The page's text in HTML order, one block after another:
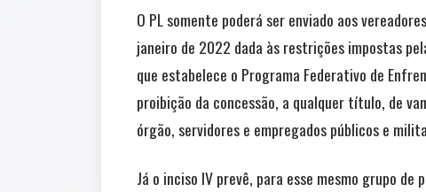
O PL somente poderá ser enviado aos
janeiro de 2022 dada às restrições impostas
que estabelece o Programa Federativo de
proibição da concessão, a qualquer título, de
órgão, servidores e empregados públicos e
Já o inciso IV prevê, para esse mesmo grupo